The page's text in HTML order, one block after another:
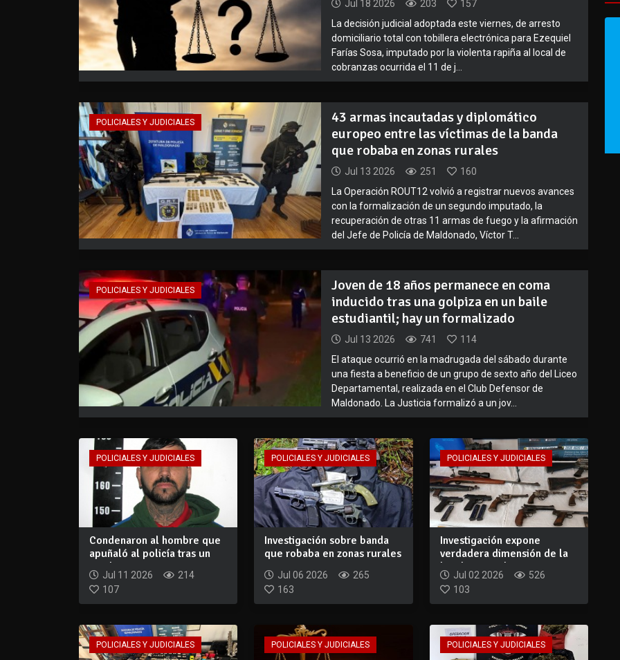
Jul 18 2026 203
157
La decisión judicial adoptada este viernes, de arresto
domiciliario total con tobillera electrónica para Ezequiel
Farías Sosa, imputado por la violenta rapiña al local de
cobranzas ocurrida el 11 de j...
POLICIALES Y JUDICIALES
43 armas incautadas y diplomático
europeo entre las víctimas de la banda
que robaba en zonas rurales
Jul 13 2026 251
160
La Operación ROUT12 volvió a registrar nuevos avances
con la formalización de un segundo imputado, la
recuperación de otras 11 armas de fuego y la afirmación
del Jefe de Policía de Maldonado, Víctor T...
POLICIALES Y JUDICIALES
Joven de 18 años permanece en coma
inducido tras una golpiza en un baile
estudiantil; hay un formalizado
Jul 13 2026 741
114
El ataque ocurrió en la madrugada del sábado durante
una fiesta a beneficio de un grupo de sexto año del Liceo
Departamental, realizada en el Club Defensor de
Maldonado. La Justicia formalizó a un jov...
POLICIALES Y JUDICIALES
Condenaron al hombre que
apuñaló al policía tras un
incident...
Jul 11 2026
214
107
POLICIALES Y JUDICIALES
Investigación sobre banda
que robaba en zonas rurales
Jul 06 2026
265
163
POLICIALES Y JUDICIALES
Investigación expone
verdadera dimensión de la
banda que rob...
Jul 02 2026
526
103
POLICIALES Y JUDICIALES POLICIALES Y JUDICIALES POLICIALES Y JUDICIALES